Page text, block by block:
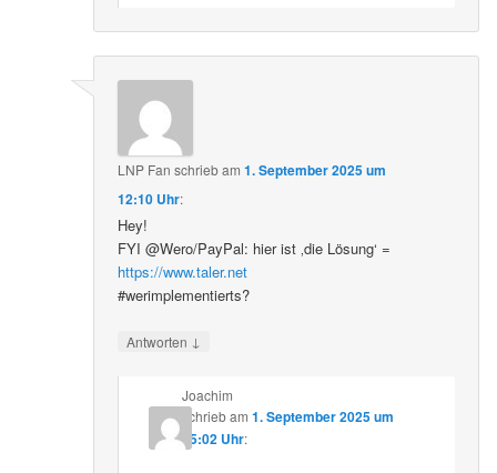
LNP Fan schriebam1. September 2025 um
12:10 Uhr:
Hey!
FYI @Wero/PayPal: hier ist ‚die Lösung‘ =
https://www.taler.net
#werimplementierts?
Antworten ↓
Joachim
schriebam 1. September 2025 um
15:02 Uhr: